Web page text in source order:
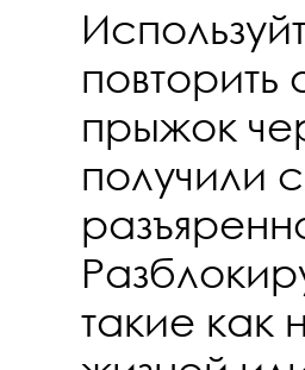
прыжок
получили
такие как